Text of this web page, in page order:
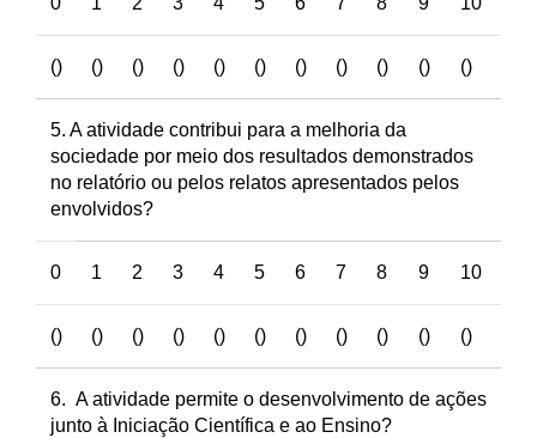
() () () () () () () () () () ()
5. A atividade contribui para a melhoria da
sociedade por meio dos resultados demonstrados
no relatório ou pelos relatos apresentados pelos
envolvidos?
0 1 2 3 4 5 6 7 8 9 10
() () () () () () () () () () ()
6. A atividade permite o desenvolvimento de ações
junto à Iniciação Científica e ao Ensino?